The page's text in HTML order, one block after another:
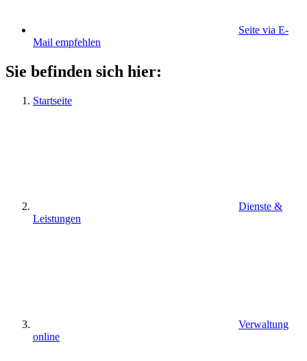
Seite via E-
Mail empfehlen
Sie befinden sich hier:
Startseite
Dienste &
Leistungen
Verwaltung
online